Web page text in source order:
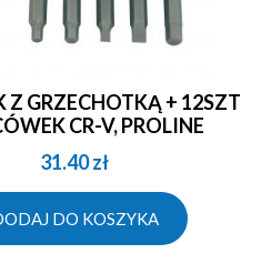
CR-V, PROLINE
31.40zł
DO KOSZYKA